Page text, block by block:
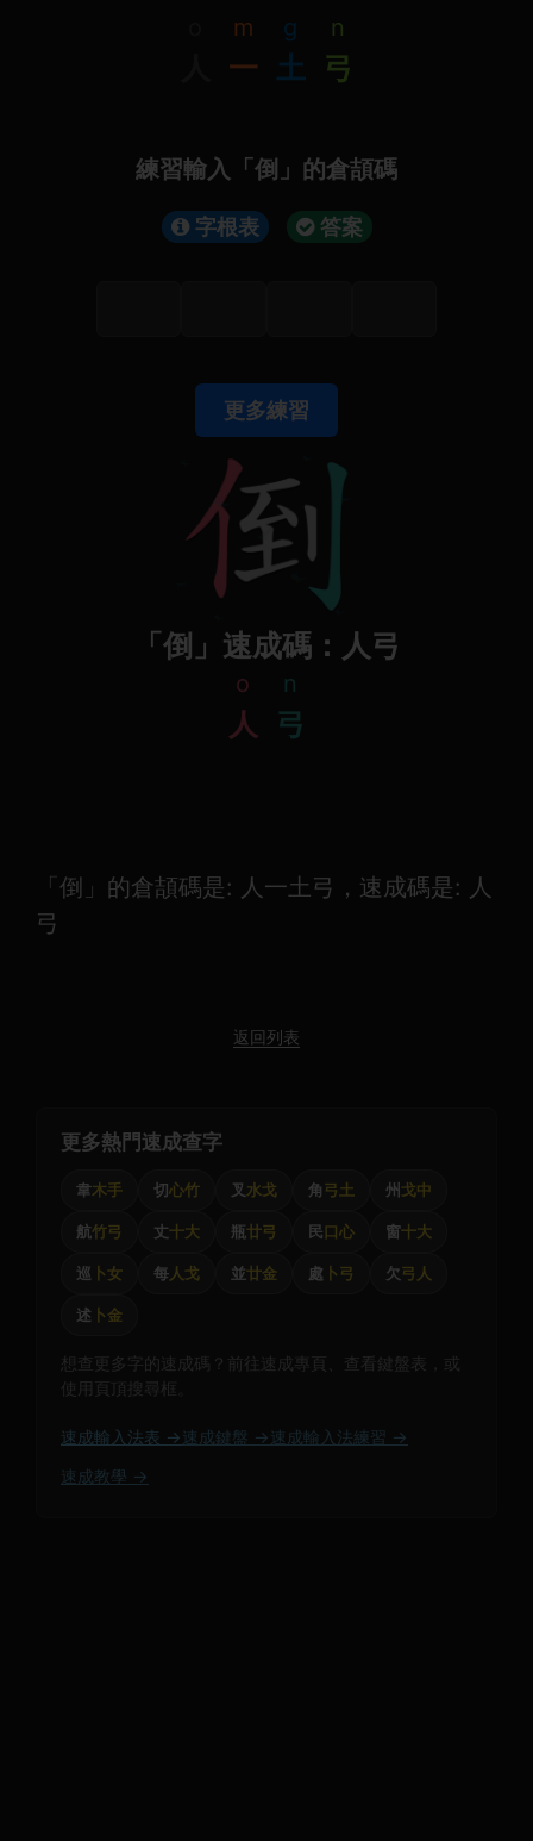
m
一
g
土
n
弓
練習輸入「倒」的倉頡碼
字根表 答案
更多練習
「倒」速成碼：人弓
o
人
n
弓
「倒」的倉頡碼是: 人一土弓，速成碼是: 人
弓
返回列表
更多熱門速成查字
韋木手 切心竹 叉 水戈 角弓土 州 戈中
航竹弓 丈十大 瓶廿弓 民口心 窗十大
巡 卜女 每人戈 並廿金 處 卜弓 欠弓人
述 卜金
想查更多字的速成碼？前往速成專頁、查看鍵盤表，或
使用頁頂搜尋框。
速成輸入法表 → 速成鍵盤 → 速成輸入法練習 →
速成教學 →